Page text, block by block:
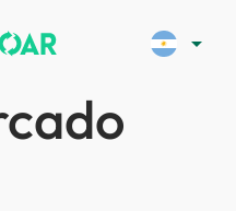
arrow_drop_down